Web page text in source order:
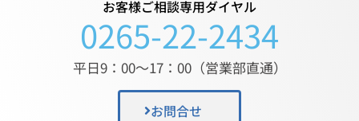
お客様ご相談専用ダイヤル
0265-22-2434
平日9：00〜17：00（営業部直通）
お問合せ